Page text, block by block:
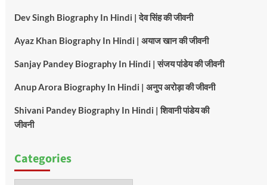
Dev Singh Biography In Hindi | देव सिंह की जीवनी
Ayaz Khan Biography In Hindi | अयाज खान की जीवनी
Sanjay Pandey Biography In Hindi | संजय पांडेय की जीवनी
Anup Arora Biography In Hindi | अनुप अरोड़ा की जीवनी
Shivani Pandey Biography In Hindi | शिवानी पांडेय की
जीवनी
Categories